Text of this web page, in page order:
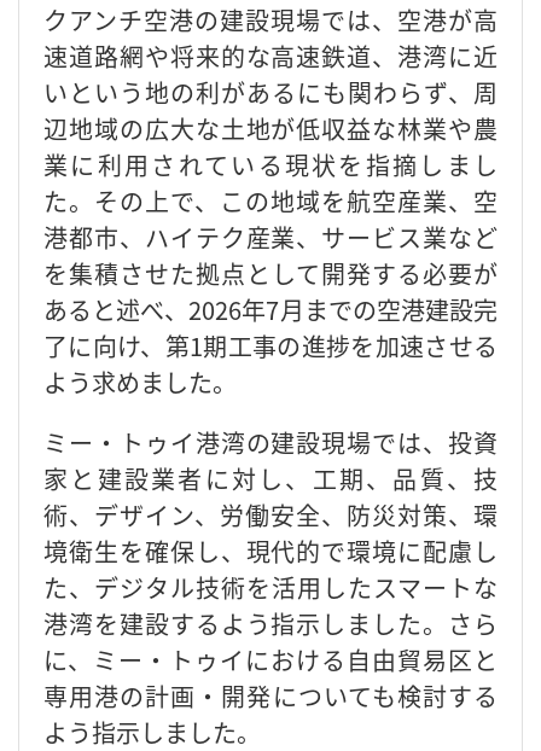
クアンチ空港の建設現場では、空港が高
速道路網や将来的な高速鉄道、港湾に近
いという地の利があるにも関わらず、周
辺地域の広大な土地が低収益な林業や農
業に利用されている現状を指摘しまし
た。その上で、この地域を航空産業、空
港都市、ハイテク産業、サービス業など
を集積させた拠点として開発する必要が
あると述べ、2026年7月までの空港建設完
了に向け、第1期工事の進捗を加速させる
よう求めました。
ミー・トゥイ港湾の建設現場では、投資
家と建設業者に対し、工期、品質、技
術、デザイン、労働安全、防災対策、環
境衛生を確保し、現代的で環境に配慮し
た、デジタル技術を活用したスマートな
港湾を建設するよう指示しました。さら
に、ミー・トゥイにおける自由貿易区と
専用港の計画・開発についても検討する
よう指示しました。